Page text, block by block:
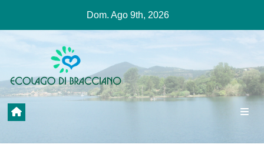
contenuto
Dom. Ago 9th, 2026